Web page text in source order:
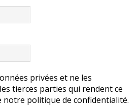
privées et ne les
tierces parties qui rendent ce
notre politique de confidentialité.